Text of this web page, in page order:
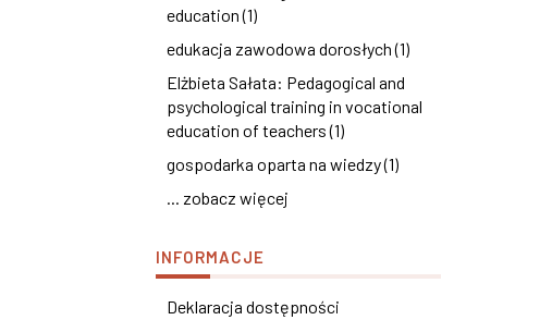
education (1)
edukacja zawodowa dorosłych (1)
Elżbieta Sałata: Pedagogical and
psychological training in vocational
education of teachers (1)
gospodarka oparta na wiedzy (1)
... zobacz więcej
INFORMACJE
Deklaracja dostępności